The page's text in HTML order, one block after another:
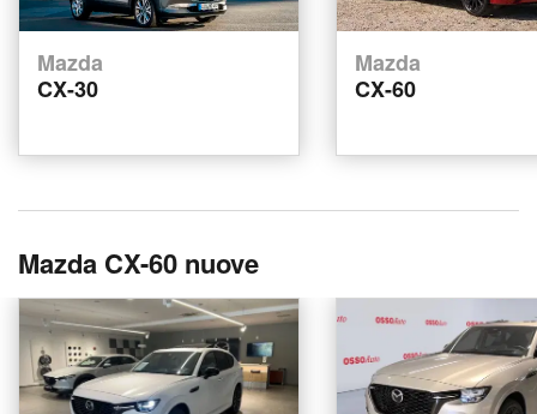
Mazda
CX-30
Mazda
CX-60
Mazda CX-60 nuove